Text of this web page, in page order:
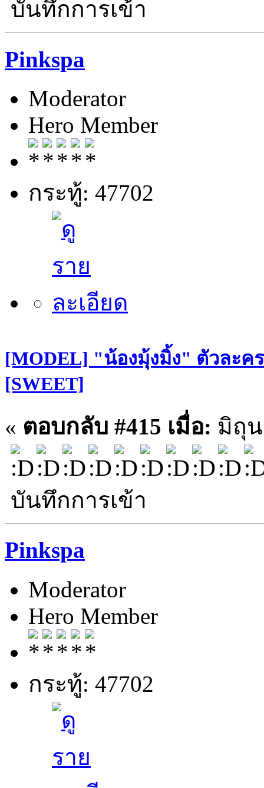
บันทึกการเข้า
Pinkspa
Moderator
Hero Member
กระทู้: 47702
[MODEL] "น้องมุ้งมิ้ง" ตัวละค
[SWEET]
« ตอบกลับ #415 เมื่อ: มิถุน
บันทึกการเข้า
Pinkspa
Moderator
Hero Member
กระทู้: 47702